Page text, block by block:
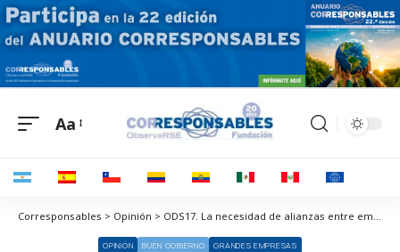
Aa
Corresponsables > Opinión > ODS17. La necesidad de alianzas entre empresas con ambición climática
OPINIÓN BUEN GOBIERNO
GRANDES EMPRESAS